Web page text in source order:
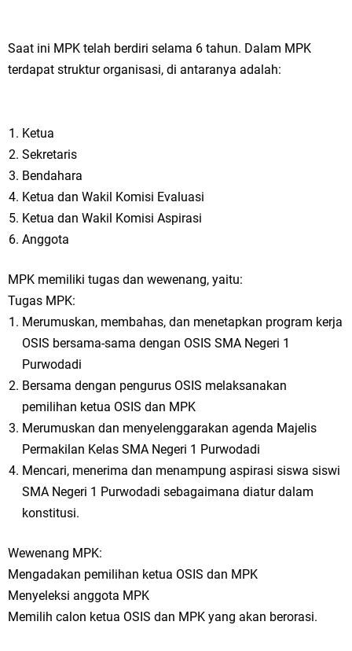
Saat ini MPK telah berdiri selama 6 tahun. Dalam MPK
terdapat struktur organisasi, di antaranya adalah:
Ketua
Sekretaris
Bendahara
Ketua dan Wakil Komisi Evaluasi
Ketua dan Wakil Komisi Aspirasi
Anggota
MPK memiliki tugas dan wewenang, yaitu:
Tugas MPK:
Merumuskan, membahas, dan menetapkan program kerja
OSIS bersama-sama dengan OSIS SMA Negeri 1
Purwodadi
Bersama dengan pengurus OSIS melaksanakan
pemilihan ketua OSIS dan MPK
Merumuskan dan menyelenggarakan agenda Majelis
Permakilan Kelas SMA Negeri 1 Purwodadi
Mencari, menerima dan menampung aspirasi siswa siswi
SMA Negeri 1 Purwodadi sebagaimana diatur dalam
konstitusi.
Wewenang MPK:
Mengadakan pemilihan ketua OSIS dan MPK
Menyeleksi anggota MPK
Memilih calon ketua OSIS dan MPK yang akan berorasi.